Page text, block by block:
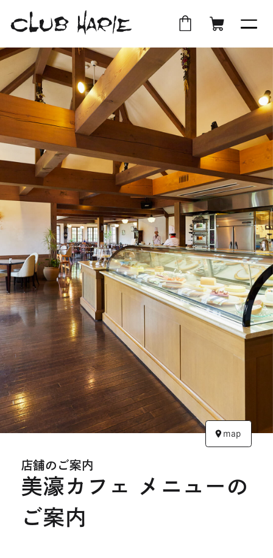
ト
別
ウ
イ
ン
ド
ウ
で
開
き
ま
ン
ョ
ッ
プ
部
サ
ト
を
別
ウ
イ
ン
ド
ウ
で
開
き
ま
舗
受
店舗のご案内
美濠カフェ メニューの
ご案内
map